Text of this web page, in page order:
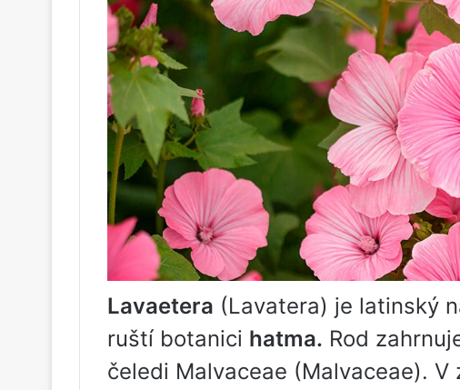
Lavaetera (Lavatera) je latinský
ruští botanici hatma. Rod
čeledi Malvaceae (Malvaceae).